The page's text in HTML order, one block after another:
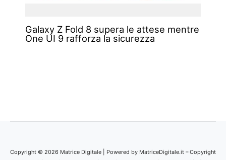
Galaxy Z Fold 8 supera le attese mentre
One UI 9 rafforza la sicurezza
Copyright © 2026 Matrice Digitale | Powered by MatriceDigitale.it – Copyright